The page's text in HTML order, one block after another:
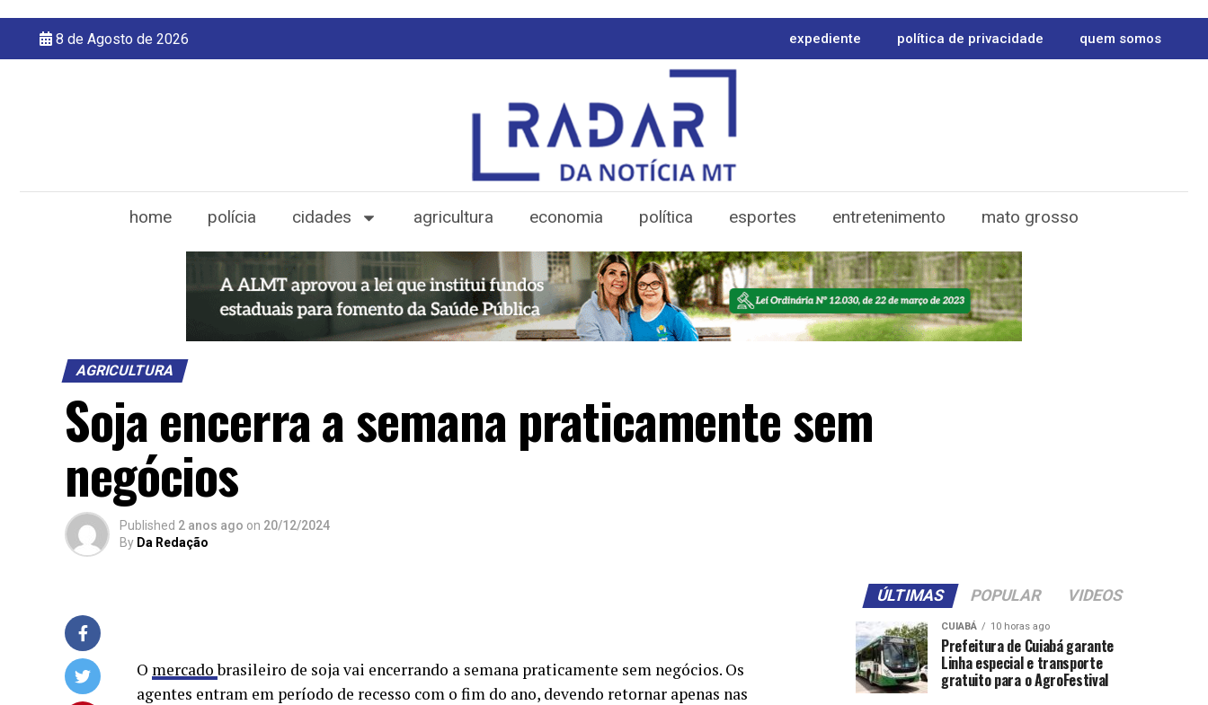
8 de Agosto de 2026 expediente política de privacidade quem somos
home polícia cidades agricultura economia política esportes entretenimento mato grosso
AGRICULTURA
Soja encerra a semana praticamente sem
negócios
Published 2 anos ago on 20/12/2024
By Da Redação
O mercadobrasileiro de soja vai encerrando a semana praticamente sem negócios. Os
agentes entram em período de recesso com o fim do ano, devendo retornar apenas nas
ÚLTIMAS POPULAR VIDEOS
CUIABÁ 10 horas ago
Prefeitura de Cuiabá garante
Linha especial e transporte
gratuito para o AgroFestival